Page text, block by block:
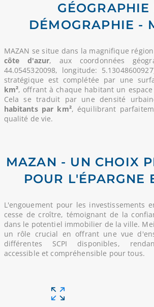
GÉOGRAPHIE
DÉMOGRAPHIE -
MAZAN se situe dans la magnifique
côte d'azur, aux coordonnées
44.0545320098, longitude:
stratégique est complétée par une
km², offrant à chaque habitant un
Cela se traduit par une densité
habitants par km², équilibrant
qualité de vie.
MAZAN - UN CHOIX
POUR L'ÉPARGNE
L'engouement pour les investissements
cesse de croître, témoignant de la
dans le potentiel immobilier de la ville.
un rôle crucial en offrant une vue
différentes SCPI disponibles,
accessible et compréhensible pour tous.